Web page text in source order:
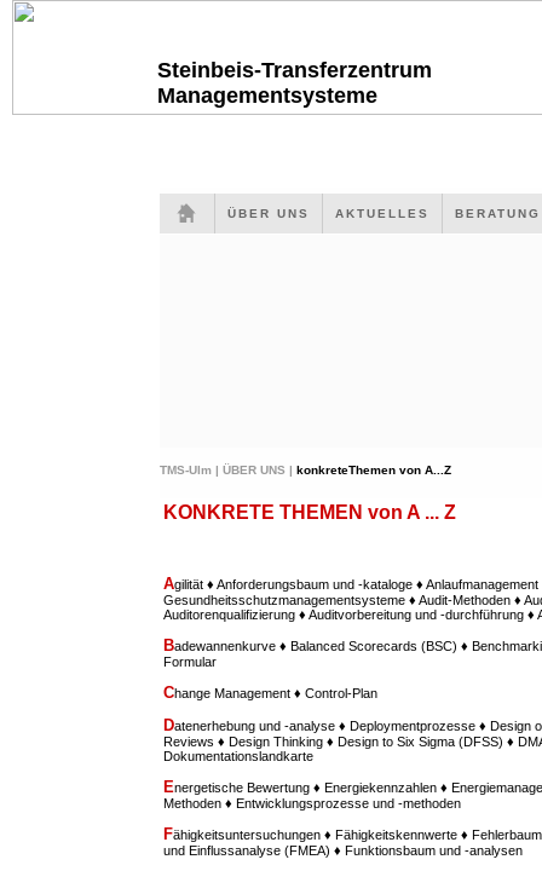
Steinbeis-Transferzentrum
Managementsysteme
ÜBER UNS AKTUELLES
TMS-Ulm | ÜBER UNS | konkreteThemen von A...Z
KONKRETE THEMEN von A ... Z
Agilität ♦ Anforderungsbaum und -kataloge ♦
Gesundheitsschutzmanagementsysteme ♦ Audit-Methoden ♦
Auditorenqualifizierung ♦ Auditvorbereitung und -durchführung ♦
Badewannenkurve ♦ Balanced Scorecards (BSC) ♦
Formular
Change Management ♦ Control-Plan
Datenerhebung und -analyse ♦ Deploymentprozesse ♦ Design
Reviews ♦ Design Thinking ♦ Design to Six Sigma (DFSS) ♦
Dokumentationslandkarte
Energetische Bewertung ♦ Energiekennzahlen ♦
Methoden ♦ Entwicklungsprozesse und -methoden
Fähigkeitsuntersuchungen ♦ Fähigkeitskennwerte ♦
und Einflussanalyse (FMEA) ♦ Funktionsbaum und -analysen